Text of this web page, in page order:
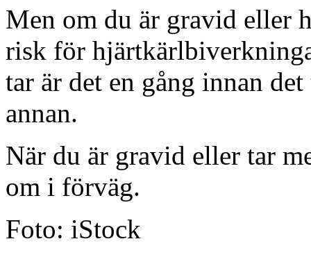
Men om du är gravid eller
risk för
tar är det en gång innan
annan.
När du är gravid eller tar
om i förväg.
Foto: iStock